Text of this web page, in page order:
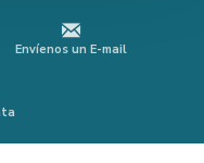
Envíenos un E-mail